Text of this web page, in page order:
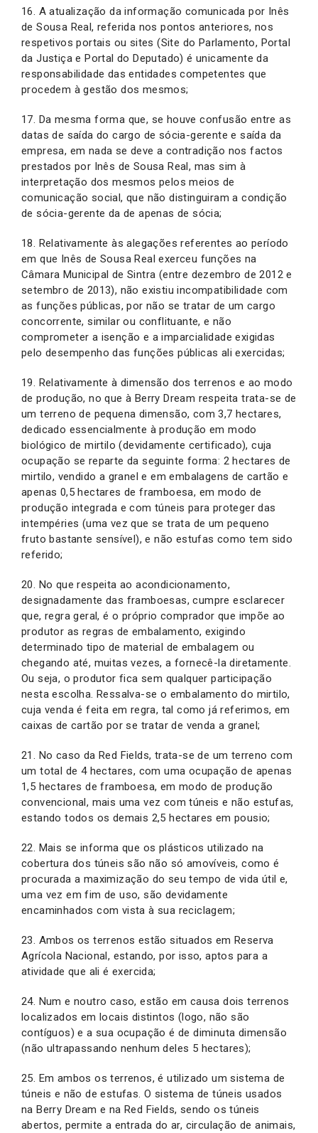
16. A atualização da informação comunicada por Inês
de Sousa Real, referida nos pontos anteriores, nos
respetivos portais ou sites (Site do Parlamento, Portal
da Justiça e Portal do Deputado) é unicamente da
responsabilidade das entidades competentes que
procedem à gestão dos mesmos;
17. Da mesma forma que, se houve confusão entre as
datas de saída do cargo de sócia-gerente e saída da
empresa, em nada se deve a contradição nos factos
prestados por Inês de Sousa Real, mas sim à
interpretação dos mesmos pelos meios de
comunicação social, que não distinguiram a condição
de sócia-gerente da de apenas de sócia;
18. Relativamente às alegações referentes ao período
em que Inês de Sousa Real exerceu funções na
Câmara Municipal de Sintra (entre dezembro de 2012 e
setembro de 2013), não existiu incompatibilidade com
as funções públicas, por não se tratar de um cargo
concorrente, similar ou conflituante, e não
comprometer a isenção e a imparcialidade exigidas
pelo desempenho das funções públicas ali exercidas;
19. Relativamente à dimensão dos terrenos e ao modo
de produção, no que à Berry Dream respeita trata-se de
um terreno de pequena dimensão, com 3,7 hectares,
dedicado essencialmente à produção em modo
biológico de mirtilo (devidamente certificado), cuja
ocupação se reparte da seguinte forma: 2 hectares de
mirtilo, vendido a granel e em embalagens de cartão e
apenas 0,5 hectares de framboesa, em modo de
produção integrada e com túneis para proteger das
intempéries (uma vez que se trata de um pequeno
fruto bastante sensível), e não estufas como tem sido
referido;
20. No que respeita ao acondicionamento,
designadamente das framboesas, cumpre esclarecer
que, regra geral, é o próprio comprador que impõe ao
produtor as regras de embalamento, exigindo
determinado tipo de material de embalagem ou
chegando até, muitas vezes, a fornecê-la diretamente.
Ou seja, o produtor fica sem qualquer participação
nesta escolha. Ressalva-se o embalamento do mirtilo,
cuja venda é feita em regra, tal como já referimos, em
caixas de cartão por se tratar de venda a granel;
21. No caso da Red Fields, trata-se de um terreno com
um total de 4 hectares, com uma ocupação de apenas
1,5 hectares de framboesa, em modo de produção
convencional, mais uma vez com túneis e não estufas,
estando todos os demais 2,5 hectares em pousio;
22. Mais se informa que os plásticos utilizado na
cobertura dos túneis são não só amovíveis, como é
procurada a maximização do seu tempo de vida útil e,
uma vez em fim de uso, são devidamente
encaminhados com vista à sua reciclagem;
23. Ambos os terrenos estão situados em Reserva
Agrícola Nacional, estando, por isso, aptos para a
atividade que ali é exercida;
24. Num e noutro caso, estão em causa dois terrenos
localizados em locais distintos (logo, não são
contíguos) e a sua ocupação é de diminuta dimensão
(não ultrapassando nenhum deles 5 hectares);
25. Em ambos os terrenos, é utilizado um sistema de
túneis e não de estufas. O sistema de túneis usados
na Berry Dream e na Red Fields, sendo os túneis
abertos, permite a entrada do ar, circulação de animais,